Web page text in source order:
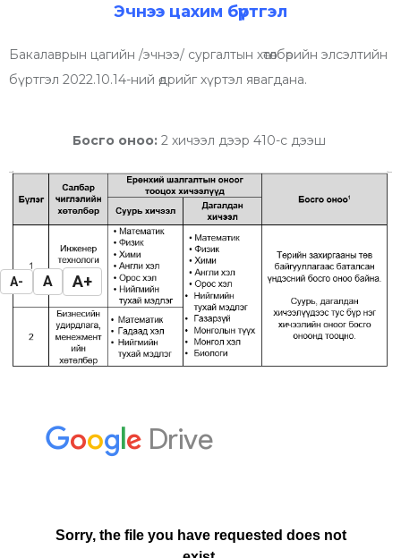
Эчнээ цахим бүртгэл
Бакалаврын цагийн /эчнээ/ сургалтын хөтөлбөрийн элсэлтийн
бүртгэл 2022.10.14-ний өдрийг хүртэл явагдана.
Босго оноо:2 хичээл дээр 410-с дээш
A- A A+